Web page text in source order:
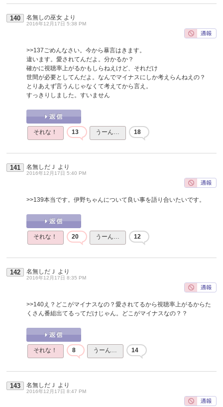
140 名無しの巫女 より
2016年12月17日 5:38 PM
>>137ごめんなさい。今から暴言はきます。
違います。愛されてんだよ。分かるか？
確かに視聴率上がるかもしらねえけど、それだけ
世間が必要としてんだよ。なんでマイナスにしか考えらんねえの？
とりあえず言うんじゃなくて考えてから言え。
すっきりしました。すいません
それな！ 13 うーん… 18
141 名無しだＪ より
2016年12月17日 5:40 PM
>>139本当です。伊野ちゃんについて良い事を語り合いたいです。
それな！ 20 うーん… 12
142 名無しだＪ より
2016年12月17日 8:35 PM
>>140え？どこがマイナスなの？愛されてるから視聴率上がるからた
くさん番組出てるってだけじゃん。どこがマイナスなの？？
それな！ 8 うーん… 14
143 名無しだＪ より
2016年12月17日 8:47 PM